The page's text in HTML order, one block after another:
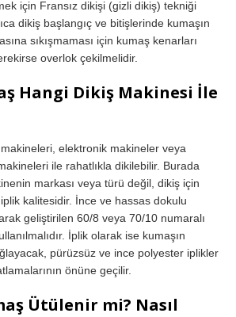
için Fransız dikişi (gizli dikiş) tekniği
dikiş başlangıç ve bitişlerinde kumaşın
sıkışmaması için kumaş kenarları
overlok çekilmelidir.
Hangi Dikiş Makinesi İle
elektronik makineler veya
ile rahatlıkla dikilebilir. Burada
markası veya türü değil, dikiş için
kalitesidir. İnce ve hassas dokulu
geliştirilen 60/8 veya 70/10 numaralı
İplik olarak ise kumaşın
pürüzsüz ve ince polyester iplikler
önüne geçilir.
Ütülenir mi? Nasıl